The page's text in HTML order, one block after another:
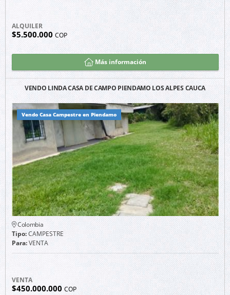
ALQUILER
$5.500.000 COP
Más información
VENDO LINDA CASA DE CAMPO PIENDAMO LOS ALPES CAUCA
Vendo Casa Campestre en Piendamo
Colombia
Tipo:CAMPESTRE
Para:VENTA
VENTA
$450.000.000 COP